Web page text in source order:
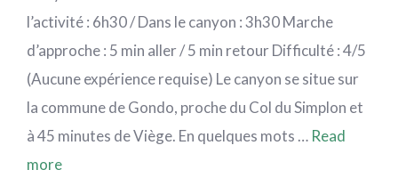
l’activité : 6h30 / Dans le canyon : 3h30 Marche
d’approche : 5 min aller / 5 min retour Difficulté : 4/5
(Aucune expérience requise) Le canyon se situe sur
la commune de Gondo, proche du Col du Simplon et
à 45 minutes de Viège. En quelques mots … Read
more